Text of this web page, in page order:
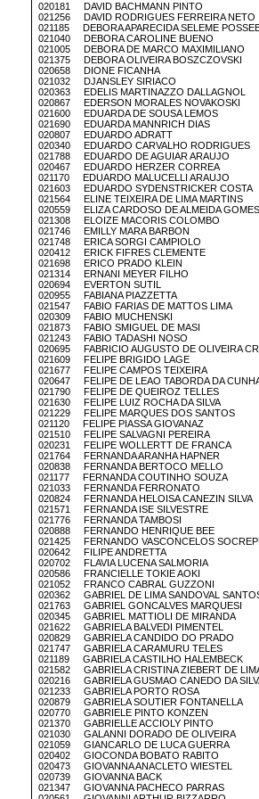
020181 DAVID BACHMANN PINTO
021256 DAVID RODRIGUES FERREIRA NETO
021185 DEBORA APARECIDA SELEME
021040 DEBORA CAROLINE BUENO
021005 DEBORA DE MARCO MAXIMILIANO
021375 DEBORA OLIVEIRA BOSZCZOVSKI
020658 DIONE FICANHA
021032 DJANSLEY SIRIACO
020363 EDELIS MARTINAZZO DALLAGNOL
020867 EDERSON MORALES NOVAKOSKI
021600 EDUARDA DE SOUSA LEMOS
021690 EDUARDA MANNRICH DIAS
020807 EDUARDO ADRATT
020340 EDUARDO CARVALHO RODRIGUES
021788 EDUARDO DE AGUIAR ARAUJO
020467 EDUARDO HERZER CORREA
021170 EDUARDO MALUCELLI ARAUJO
021603 EDUARDO SYDENSTRICKER COSTA
021564 ELINE TEIXEIRA DE LIMA MARTINS
020559 ELIZA CARDOSO DE ALMEIDA GOMES
021308 ELOIZE MACORIS COLOMBO
021746 EMILLY MARA BARBON
021748 ERICA SORGI CAMPIOLO
020412 ERICK FIFRES CLEMENTE
021698 ERICO PRADO KLEIN
021314 ERNANI MEYER FILHO
020694 EVERTON SUTIL
020955 FABIANA PIAZZETTA
021547 FABIO FARIAS DE MATTOS LIMA
020309 FABIO MUCHENSKI
021873 FABIO SMIGUEL DE MASI
021243 FABIO TADASHI NOSO
020695 FABRICIO AUGUSTO DE OLIVEIRA
021609 FELIPE BRIGIDO LAGE
021677 FELIPE CAMPOS TEIXEIRA
020647 FELIPE DE LEAO TABORDA DA
021790 FELIPE DE QUEIROZ TELLES
021630 FELIPE LUIZ ROCHA DA SILVA
021229 FELIPE MARQUES DOS SANTOS
021120 FELIPE PIASSA GIOVANAZ
021510 FELIPE SALVAGNI PEREIRA
020231 FELIPE WOLLERTT DE FRANCA
021764 FERNANDA ARANHA HAPNER
020838 FERNANDA BERTOCO MELLO
021177 FERNANDA COUTINHO SOUZA
021033 FERNANDA FERRONATO
020824 FERNANDA HELOISA CANEZIN SILVA
021571 FERNANDA ISE SILVESTRE
021776 FERNANDA TAMBOSI
020888 FERNANDO HENRIQUE BEE
021425 FERNANDO VASCONCELOS
020642 FILIPE ANDRETTA
020702 FLAVIA LUCENA SALMORIA
020586 FRANCIELLE TOKIE AOKI
021052 FRANCO CABRAL GUZZONI
020362 GABRIEL DE LIMA SANDOVAL
021763 GABRIEL GONCALVES MARQUESI
020345 GABRIEL MATTIOLI DE MIRANDA
021622 GABRIELA BALVEDI PIMENTEL
020829 GABRIELA CANDIDO DO PRADO
021747 GABRIELA CARAMURU TELES
021189 GABRIELA CASTILHO HALEMBECK
021582 GABRIELA CRISTINA ZIEBERT DE
020216 GABRIELA GUSMAO CANEDO DA
021233 GABRIELA PORTO ROSA
020879 GABRIELA SOUTIER FONTANELLA
020770 GABRIELE PINTO KONZEN
021370 GABRIELLE ACCIOLY PINTO
021030 GALANNI DORADO DE OLIVEIRA
021059 GIANCARLO DE LUCA GUERRA
020402 GIOCONDA BOBATO RABITO
020473 GIOVANNA ANACLETO WIESTEL
020739 GIOVANNA BACK
021347 GIOVANNA PACHECO PARRAS